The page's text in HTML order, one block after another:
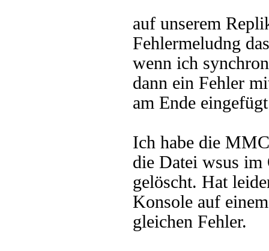
auf unserem
Fehlermeludng
wenn ich
dann ein Fehler
am Ende
Ich habe die
die Datei wsus
gelöscht. Hat
Konsole auf
gleichen Fehler.